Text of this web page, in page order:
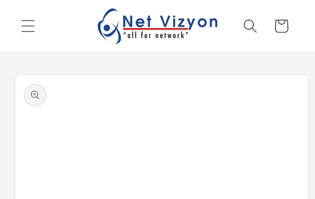
atla
Sepet
bilgisine
atla